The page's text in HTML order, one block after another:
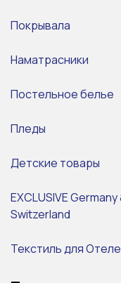
Покрывала
Наматрасники
Постельное белье
Пледы
Детские товары
EXCLUSIVE Germany
Switzerland
Текстиль для